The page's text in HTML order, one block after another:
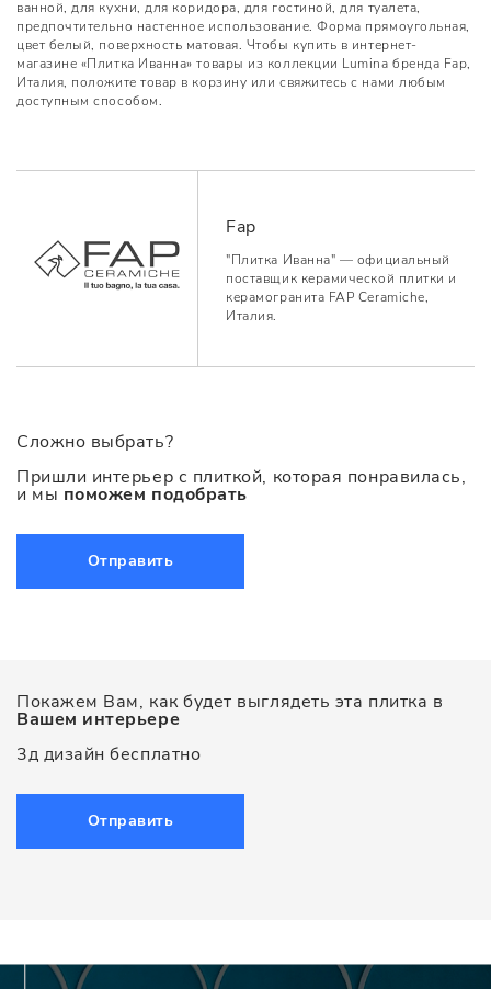
ванной, для кухни, для коридора, для гостиной, для туалета,
предпочтительно настенное использование. Форма прямоугольная,
цвет белый, поверхность матовая. Чтобы купить в интернет-
магазине «Плитка Иванна» товары из коллекции Lumina бренда Fap,
Италия, положите товар в корзину или свяжитесь с нами любым
доступным способом.
Fap
"Плитка Иванна" — официальный
поставщик керамической плитки и
керамогранита FAP Ceramiche,
Италия.
Сложно выбрать?
Пришли интерьер с плиткой, которая понравилась,
и мы поможем подобрать
Отправить
Покажем Вам, как будет выглядеть эта плитка в
Вашем интерьере
3д дизайн бесплатно
Отправить